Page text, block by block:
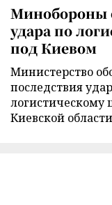
Минобороны
удара по
под Киевом
Министерство
последствия
логистическому
Киевской